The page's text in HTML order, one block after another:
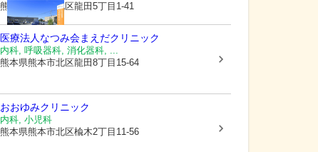
熊本県熊本市北区龍田5丁目1-41
医療法人なつみ会まえだクリニック
内科, 呼吸器科, 消化器科, ...
熊本県熊本市北区龍田8丁目15-64
おおゆみクリニック
内科, 小児科
熊本県熊本市北区楡木2丁目11-56